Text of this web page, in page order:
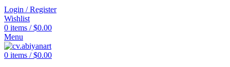
Login / Register
Wishlist
0 items / $0.00
Menu
0 items / $0.00